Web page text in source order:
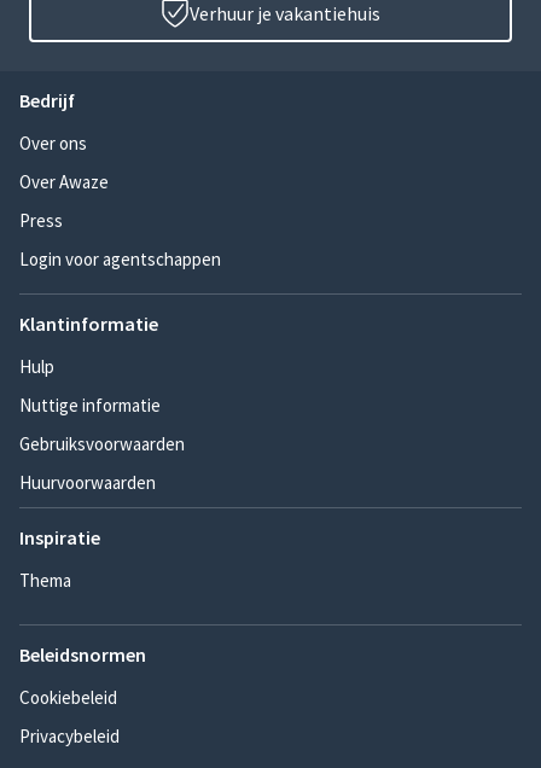
Verhuur je vakantiehuis
Bedrijf
Over ons
Over Awaze
Press
Login voor agentschappen
Klantinformatie
Hulp
Nuttige informatie
Gebruiksvoorwaarden
Huurvoorwaarden
Inspiratie
Thema
Beleidsnormen
Cookiebeleid
Privacybeleid